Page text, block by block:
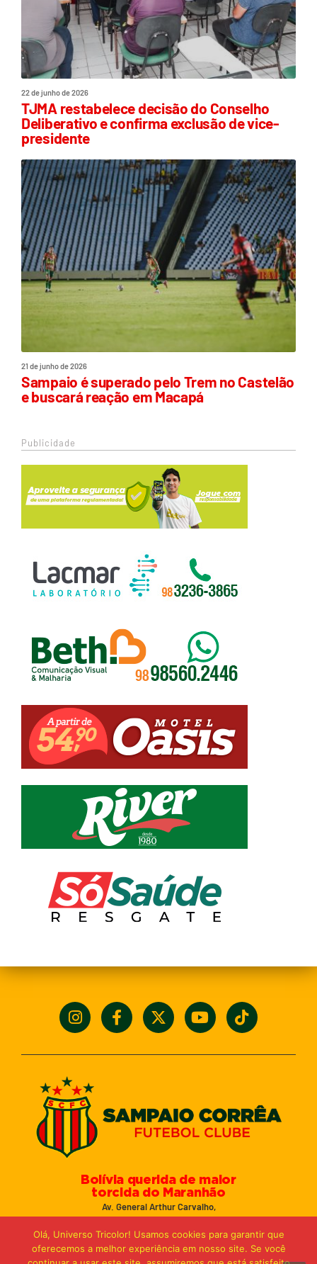
22 de junho de 2026
TJMA restabelece decisão do Conselho
Deliberativo e confirma exclusão de vice-
presidente
21 de junho de 2026
Sampaio é superado pelo Trem no Castelão
e buscará reação em Macapá
Publicidade
Bolívia querida de maior
torcida do Maranhão
Av. General Arthur Carvalho,
Email: marketing@sampaiocorreafc.com.br
© 2021 • Sampaio Corrêa Futebol Clube
Olá, Universo Tricolor! Usamos cookies para garantir que
oferecemos a melhor experiência em nosso site. Se você